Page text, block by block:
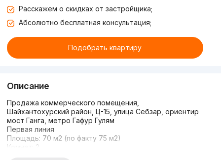
Расскажем о скидках от застройщика;
Абсолютно бесплатная консультация;
Подобрать квартиру
Описание
Продажа коммерческого помещения,
Шайхантохурский район, Ц-15, улица Себзар, ориентир
мост Ганга, метро Гафур Гулям
Первая линия
Площадь: 70 м2 (по факту 75 м2)
Комнат: 2